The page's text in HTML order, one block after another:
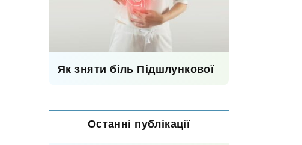
Як зняти біль Підшлункової
Останні публікації